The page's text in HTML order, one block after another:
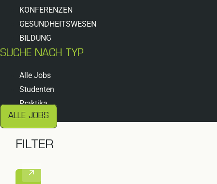
KONFERENZEN
GESUNDHEITSWESEN
BILDUNG
SUCHE NACH TYP
Alle Jobs
Studenten
Praktika
ALLE JOBS
FILTER